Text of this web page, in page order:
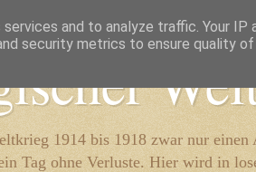
1914 bis 1918 zwar nur
Tag ohne Verluste. Hier wird in
and to analyze traffic. Your IP
security metrics to ensure quality